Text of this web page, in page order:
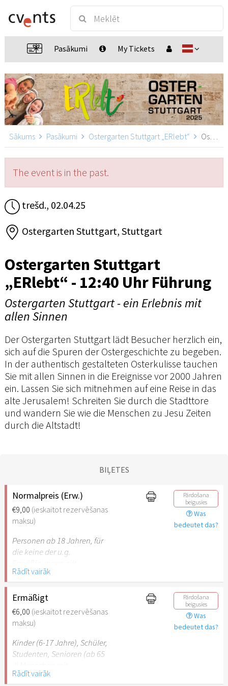
Pasākumi My Tickets
Sākums Pasākumi Ostergarten Stuttgart „ERlebt“ Ostergarten Stuttgart „ERlebt“ - 12:40 Uhr Führung, Stuttgart
The event is in the past.
trešd., 02.04.25
Ostergarten Stuttgart, Stuttgart
Ostergarten Stuttgart
„ERlebt“ - 12:40 Uhr Führung
Ostergarten Stuttgart - ein Erlebnis mit
allen Sinnen
Der Ostergarten Stuttgart lädt Besucher herzlich ein,
sich auf die Spuren der Ostergeschichte zu begeben.
In der authentisch gestalteten Osterkulisse tauchen
Sie mit allen Sinnen in die Ereignisse vor 2000 Jahren
ein. Lassen Sie sich mitnehmen auf eine Reise in das
alte Jerusalem! Schreiten Sie durch die Stadttore
und wandern Sie wie die Menschen zu Jesu Zeiten
durch die Altstadt!
BIĻETES
Normalpreis (Erw.)
€9,00 (ieskaitot rezervēšanas
maksu)
Pārdošana
beigusies
Was
bedeutet das?
Personen ab 18 Jahren, für
die keine der u.g.
Rādīt vairāk
Ermäßigt
€6,00 (ieskaitot rezervēšanas
maksu)
Pārdošana
beigusies
Was
bedeutet das?
Kinder (6-17 Jahre), Schüler,
Studenten, Senioren (ab 65
Behinderung (ab 50%),
Rādīt vairāk